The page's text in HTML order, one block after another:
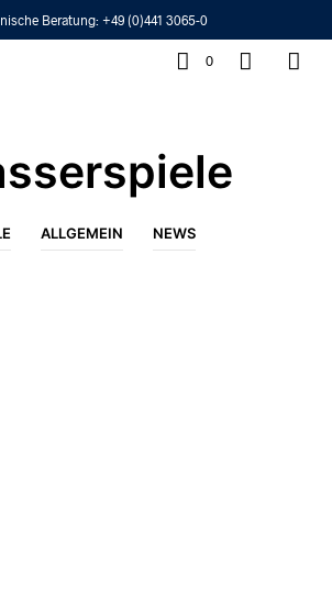
Beratung: +49 (0)441 3065-0
0
ALLGEMEIN NEWS